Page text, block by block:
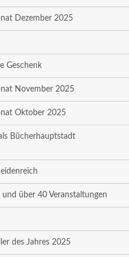
Dezember 2025
Geschenk
November 2025
Oktober 2025
Bücherhauptstadt
über 40 Veranstaltungen
des Jahres 2025